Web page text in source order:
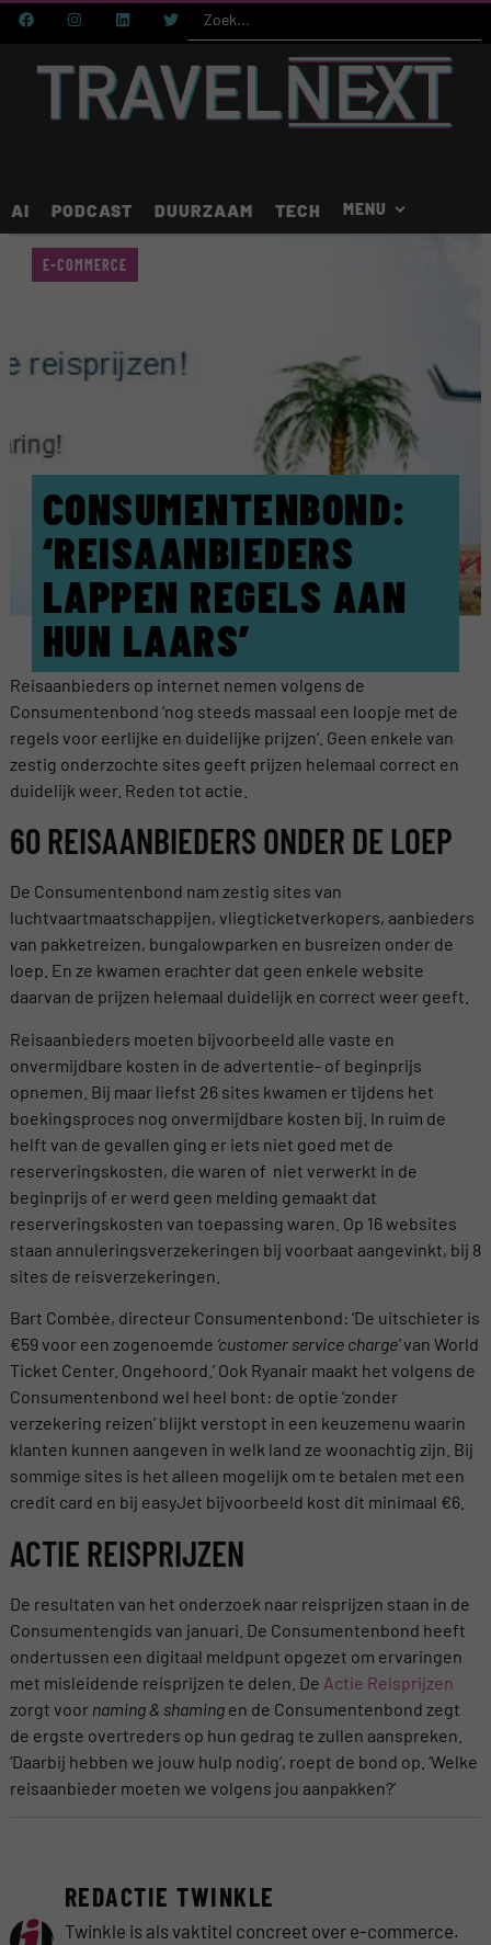
AI PODCAST DUURZAAM TECH
CONSUMENTENBOND:
‘REISAANBIEDERS
LAPPEN REGELS AAN
HUN LAARS’
E-COMMERCE
Reisaanbieders op internet nemen volgens de
Consumentenbond ‘nog steeds massaal een loopje met de
regels voor eerlijke en duidelijke prijzen’. Geen enkele van
zestig onderzochte sites geeft prijzen helemaal correct en
duidelijk weer. Reden tot actie.
60 REISAANBIEDERS ONDER DE LOEP
De Consumentenbond nam zestig sites van
luchtvaartmaatschappijen, vliegticketverkopers, aanbieders
van pakketreizen, bungalowparken en busreizen onder de
loep. En ze kwamen erachter dat geen enkele website
daarvan de prijzen helemaal duidelijk en correct weer geeft.
Reisaanbieders moeten bijvoorbeeld alle vaste en
onvermijdbare kosten in de advertentie- of beginprijs
opnemen. Bij maar liefst 26 sites kwamen er tijdens het
boekingsproces nog onvermijdbare kosten bij. In ruim de
helft van de gevallen ging er iets niet goed met de
reserveringskosten, die waren of niet verwerkt in de
beginprijs of er werd geen melding gemaakt dat
reserveringskosten van toepassing waren. Op 16 websites
staan annuleringsverzekeringen bij voorbaat aangevinkt, bij 8
sites de reisverzekeringen.
Bart Combée, directeur Consumentenbond: ‘De uitschieter is
€59 voor een zogenoemde ‘customer service charge’van World
Ticket Center. Ongehoord.’ Ook Ryanair maakt het volgens de
Consumentenbond wel heel bont: de optie ‘zonder
verzekering reizen’ blijkt verstopt in een keuzemenu waarin
klanten kunnen aangeven in welk land ze woonachtig zijn. Bij
sommige sites is het alleen mogelijk om te betalen met een
credit card en bij easyJet bijvoorbeeld kost dit minimaal €6.
ACTIE REISPRIJZEN
De resultaten van het onderzoek naar reisprijzen staan in de
Consumentengids van januari. De Consumentenbond heeft
ondertussen een digitaal meldpunt opgezet om ervaringen
met misleidende reisprijzen te delen. De Actie Reisprijzen
zorgt voor naming & shamingen de Consumentenbond zegt
de ergste overtreders op hun gedrag te zullen aanspreken.
‘Daarbij hebben we jouw hulp nodig’, roept de bond op. ‘Welke
reisaanbieder moeten we volgens jou aanpakken?’
REDACTIE TWINKLE
Twinkle is als vaktitel concreet over e-commerce.